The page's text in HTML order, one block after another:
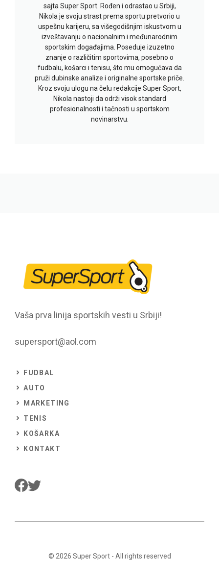
sajta Super Sport. Rođen i odrastao u Srbiji,
Nikola je svoju strast prema sportu pretvorio u
uspešnu karijeru, sa višegodišnjim iskustvom u
izveštavanju o nacionalnim i međunarodnim
sportskim događajima. Poseduje izuzetno
znanje o različitim sportovima, posebno o
fudbalu, košarci i tenisu, što mu omogućava da
pruži dubinske analize i originalne sportske priče.
Kroz svoju ulogu na čelu redakcije Super Sport,
Nikola nastoji da održi visok standard
profesionalnosti i tačnosti u sportskom
novinarstvu.
Vaša prva linija sportskih vesti u Srbiji!
supersport@aol.com
FUDBAL
AUTO
MARKETING
TENIS
KOŠARKA
KONTAKT
© 2026 Super Sport- All rights reserved